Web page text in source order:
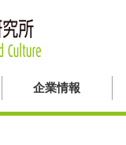
企業情報